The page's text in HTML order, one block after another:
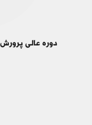
دوره عالی